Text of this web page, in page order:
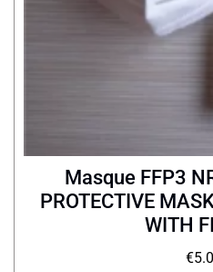
Masque FFP3
PROTECTIVE
WITH
€